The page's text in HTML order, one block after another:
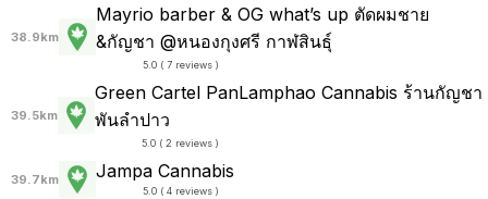
38.9km
Mayrio barber & OG what’s up ตัดผมชาย
&กัญชา @หนองกุงศรี กาฬสินธุ์
5.0 ( 7 reviews )
39.5km
Green Cartel PanLamphao Cannabis ร้านกัญชา
พันลำปาว
5.0 ( 2 reviews )
39.7km Jampa Cannabis
5.0 ( 4 reviews )